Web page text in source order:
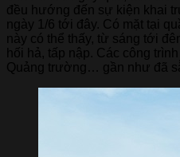
đều hướng đến sự kiện khai
ngày 1/6 tới đây. Có mặt tại
này có thể thấy, từ sáng tới
hối hả, tấp nập. Các công
Quảng trường… gần như đã